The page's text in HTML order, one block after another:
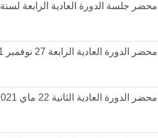
محضر جلسة الدورة العادية الرابعة لسنة 2021
محضر الدورة العادية الرابعة 27 نوفمبر 2021
محضر الدورة العادية الثانية 22 ماي 2021